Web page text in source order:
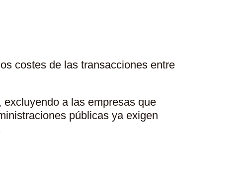
costes de las transacciones entre
a las empresas que
públicas ya exigen